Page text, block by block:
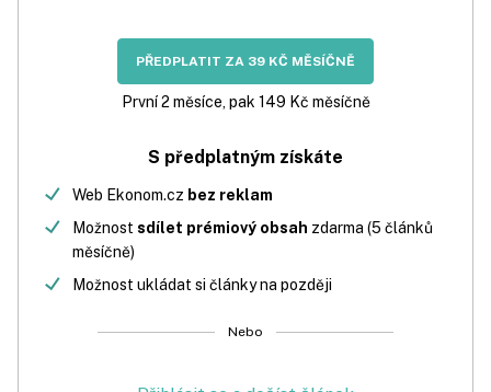
PŘEDPLATIT ZA 39 KČ MĚSÍČNĚ
První 2 měsíce, pak 149 Kč měsíčně
S předplatným získáte
Web Ekonom.cz bez reklam
Možnost sdílet prémiový obsah zdarma (5 článků
měsíčně)
Možnost ukládat si články na později
Nebo